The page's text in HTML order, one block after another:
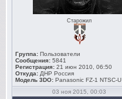
Старожил
Группа: Пользователи
Сообщения: 5841
Регистрация: 21 июн 2010, 06:50
Откуда: ДНР Россия
Модель 3DO: Panasonic FZ-1 NTSC-U
03 ноя 2015, 00:03